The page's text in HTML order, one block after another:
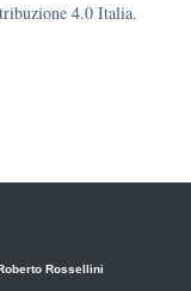
4.0 Italia.
Rossellini